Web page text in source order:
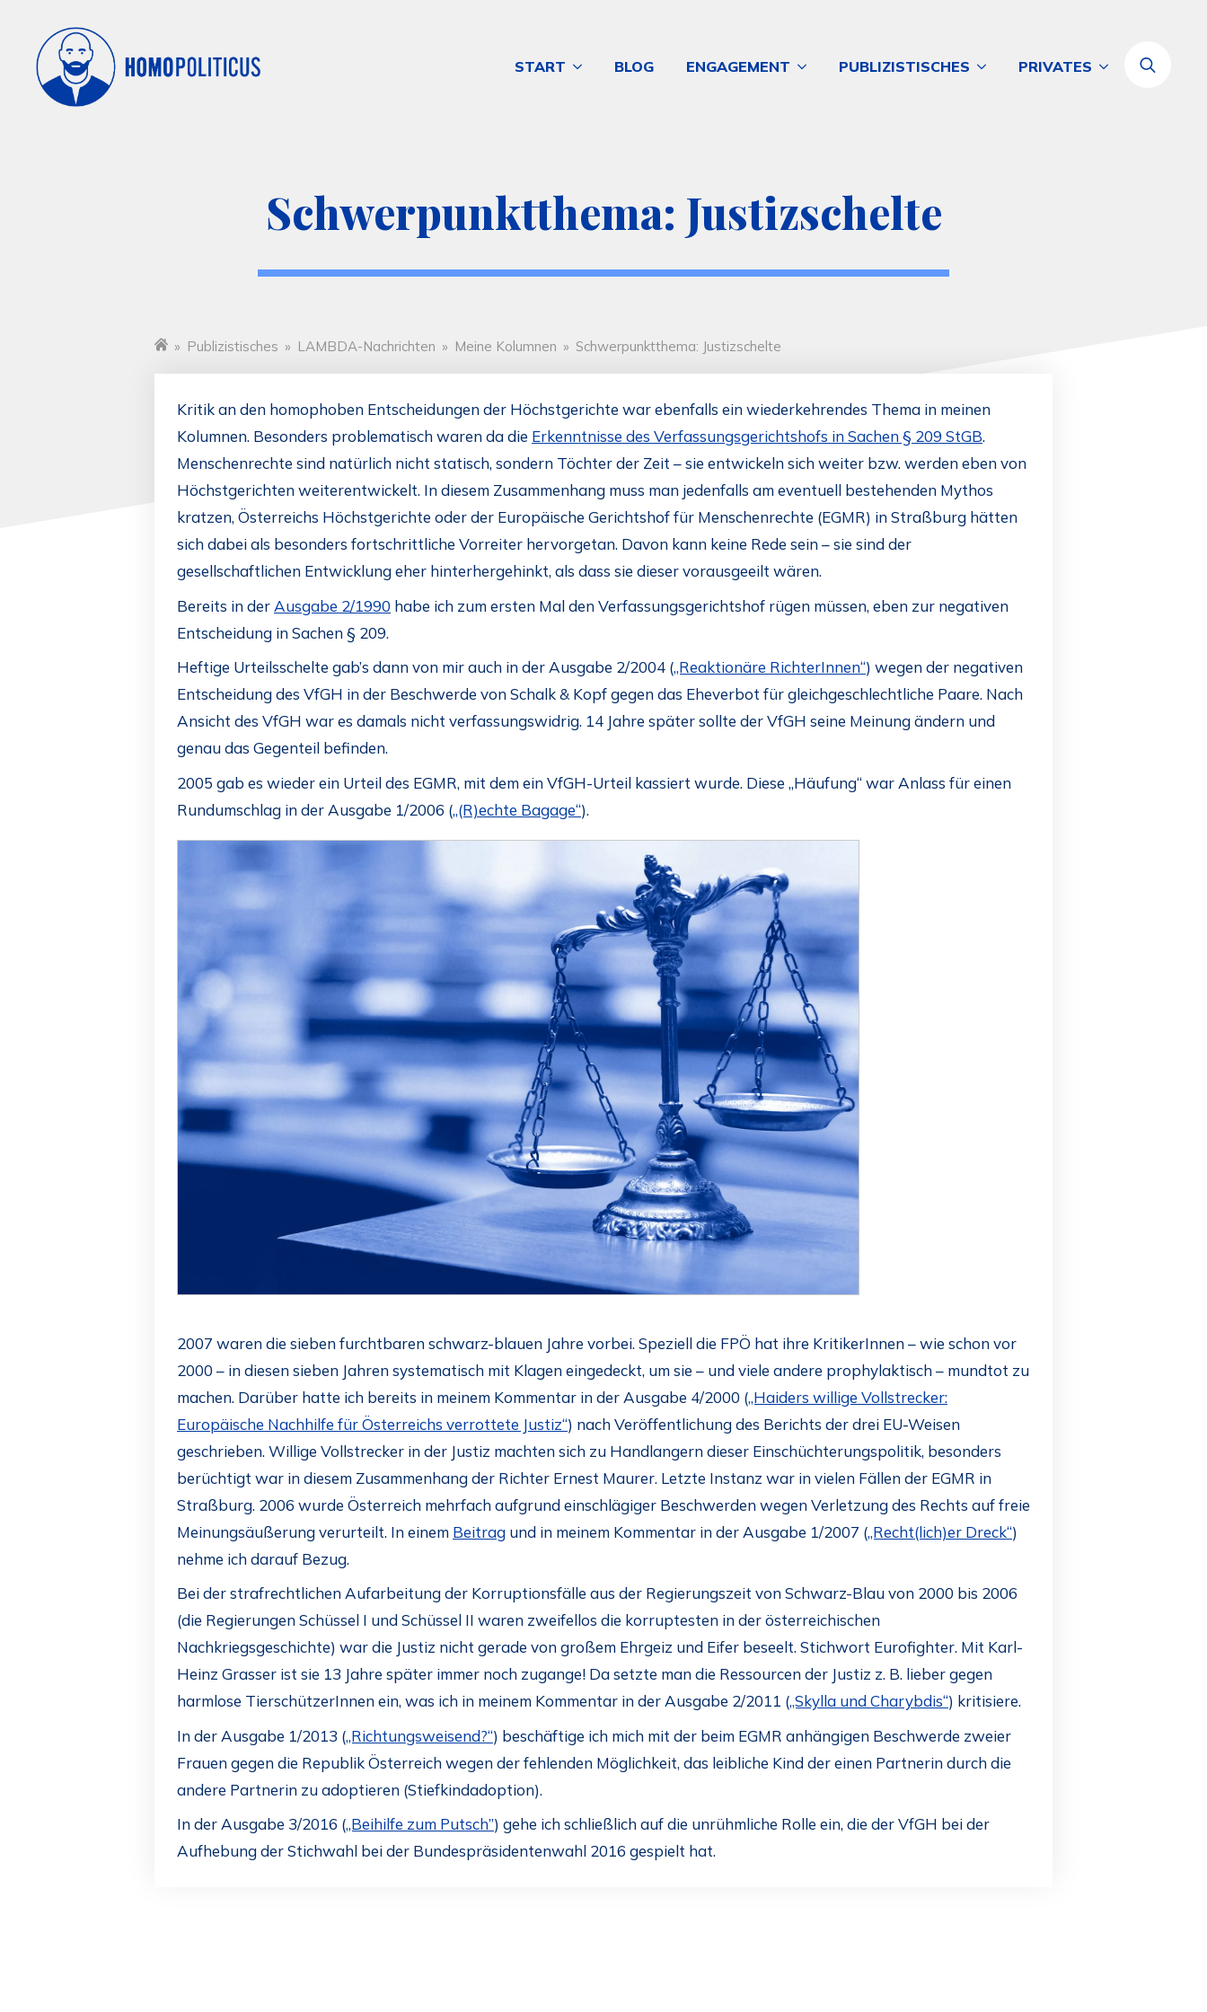
START BLOG ENGAGEMENT PUBLIZISTISCHES PRIVATES
Schwerpunktthema: Justizschelte
» Publizistisches » LAMBDA-Nachrichten » Meine Kolumnen » Schwerpunktthema: Justizschelte
Kritik an den homophoben Entscheidungen der Höchstgerichte war ebenfalls ein wiederkehrendes Thema in meinen
Kolumnen. Besonders problematisch waren da die Erkenntnisse des Verfassungsgerichtshofs in Sachen § 209 StGB.
Menschenrechte sind natürlich nicht statisch, sondern Töchter der Zeit – sie entwickeln sich weiter bzw. werden eben von
Höchstgerichten weiterentwickelt. In diesem Zusammenhang muss man jedenfalls am eventuell bestehenden Mythos
kratzen, Österreichs Höchstgerichte oder der Europäische Gerichtshof für Menschenrechte (EGMR) in Straßburg hätten
sich dabei als besonders fortschrittliche Vorreiter hervorgetan. Davon kann keine Rede sein – sie sind der
gesellschaftlichen Entwicklung eher hinterhergehinkt, als dass sie dieser vorausgeeilt wären.
Bereits in der Ausgabe 2/1990 habe ich zum ersten Mal den Verfassungsgerichtshof rügen müssen, eben zur negativen
Entscheidung in Sachen § 209.
Heftige Urteilsschelte gab’s dann von mir auch in der Ausgabe 2/2004 („Reaktionäre RichterInnen“) wegen der negativen
Entscheidung des VfGH in der Beschwerde von Schalk & Kopf gegen das Eheverbot für gleichgeschlechtliche Paare. Nach
Ansicht des VfGH war es damals nicht verfassungswidrig. 14 Jahre später sollte der VfGH seine Meinung ändern und
genau das Gegenteil befinden.
2005 gab es wieder ein Urteil des EGMR, mit dem ein VfGH-Urteil kassiert wurde. Diese „Häufung“ war Anlass für einen
Rundumschlag in der Ausgabe 1/2006 („(R)echte Bagage“).
2007 waren die sieben furchtbaren schwarz-blauen Jahre vorbei. Speziell die FPÖ hat ihre KritikerInnen – wie schon vor
2000 – in diesen sieben Jahren systematisch mit Klagen eingedeckt, um sie – und viele andere prophylaktisch – mundtot zu
machen. Darüber hatte ich bereits in meinem Kommentar in der Ausgabe 4/2000 („Haiders willige Vollstrecker:
Europäische Nachhilfe für Österreichs verrottete Justiz“) nach Veröffentlichung des Berichts der drei EU-Weisen
geschrieben. Willige Vollstrecker in der Justiz machten sich zu Handlangern dieser Einschüchterungspolitik, besonders
berüchtigt war in diesem Zusammenhang der Richter Ernest Maurer. Letzte Instanz war in vielen Fällen der EGMR in
Straßburg. 2006 wurde Österreich mehrfach aufgrund einschlägiger Beschwerden wegen Verletzung des Rechts auf freie
Meinungsäußerung verurteilt. In einem Beitrag und in meinem Kommentar in der Ausgabe 1/2007 („Recht(lich)er Dreck“)
nehme ich darauf Bezug.
Bei der strafrechtlichen Aufarbeitung der Korruptionsfälle aus der Regierungszeit von Schwarz-Blau von 2000 bis 2006
(die Regierungen Schüssel I und Schüssel II waren zweifellos die korruptesten in der österreichischen
Nachkriegsgeschichte) war die Justiz nicht gerade von großem Ehrgeiz und Eifer beseelt. Stichwort Eurofighter. Mit Karl-
Heinz Grasser ist sie 13 Jahre später immer noch zugange! Da setzte man die Ressourcen der Justiz z. B. lieber gegen
harmlose TierschützerInnen ein, was ich in meinem Kommentar in der Ausgabe 2/2011 („Skylla und Charybdis“) kritisiere.
In der Ausgabe 1/2013 („Richtungsweisend?“) beschäftige ich mich mit der beim EGMR anhängigen Beschwerde zweier
Frauen gegen die Republik Österreich wegen der fehlenden Möglichkeit, das leibliche Kind der einen Partnerin durch die
andere Partnerin zu adoptieren (Stiefkindadoption).
In der Ausgabe 3/2016 („Beihilfe zum Putsch”) gehe ich schließlich auf die unrühmliche Rolle ein, die der VfGH bei der
Aufhebung der Stichwahl bei der Bundespräsidentenwahl 2016 gespielt hat.